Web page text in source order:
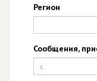
Регион
Сообщения,